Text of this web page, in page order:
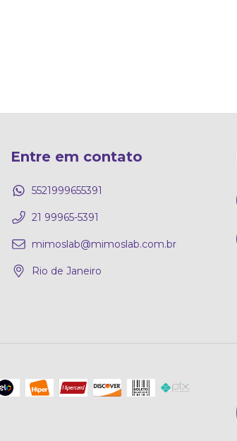
Entre em contato
5521999655391
21 99965-5391
mimoslab@mimoslab.com.br
Rio de Janeiro